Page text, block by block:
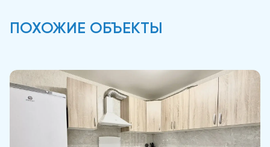
ПОХОЖИЕ ОБЪЕКТЫ